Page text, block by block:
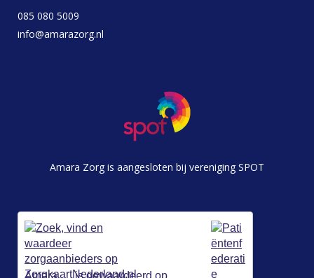
085 080 5009
info@amarazorg.nl
Amara Zorg is aangesloten bij vereniging SPOT
Amara is gewaardeerd op